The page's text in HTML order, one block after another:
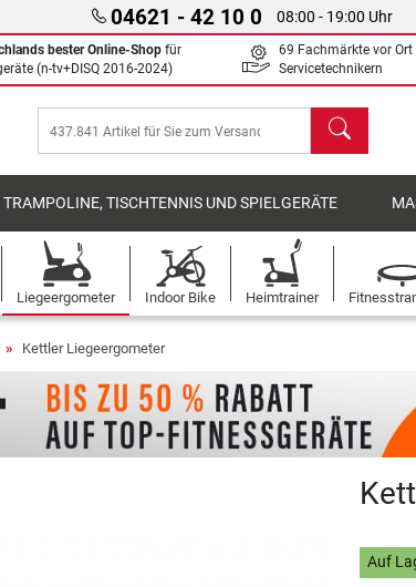
04621 - 42 10 0 08:00 - 19:00 Uhr
bester Online-Shop für
(n-tv+DISQ 2016-2024)
69 Fachmärkte vor
Servicetechnikern
Suchen
TRAMPOLINE, TISCHTENNIS UND SPIELGERÄTE
Liegeergometer Indoor Bike Heimtrainer
Kettler Liegeergometer
Auf